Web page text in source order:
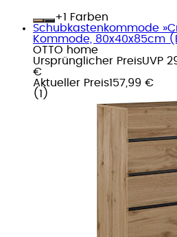
+
Farben
Schubkastenkommode
Kommode, 80x40x85cm
OTTO home
Ursprünglicher PreisUVP
€
Aktueller Preis157,99 €
( 1 )